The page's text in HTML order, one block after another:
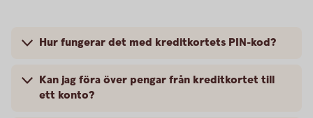
Hur fungerar det med kreditkortets PIN-kod?
Kan jag föra över pengar från kreditkortet till
ett konto?